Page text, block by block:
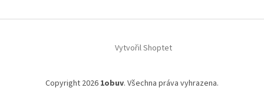
Vytvořil Shoptet
Copyright 2026 1obuv. Všechna práva vyhrazena.